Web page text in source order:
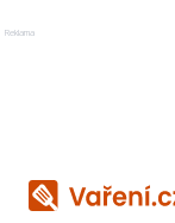
Reklama